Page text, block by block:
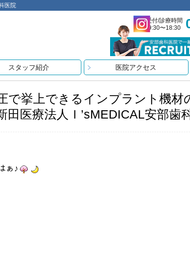
医院
受付/診療時間
9:30〜18:30
スタッフ紹介 医院アクセス
で挙上できるインプラント機
田医療法人Ｉ’sMEDICAL安部歯
ぁ♪